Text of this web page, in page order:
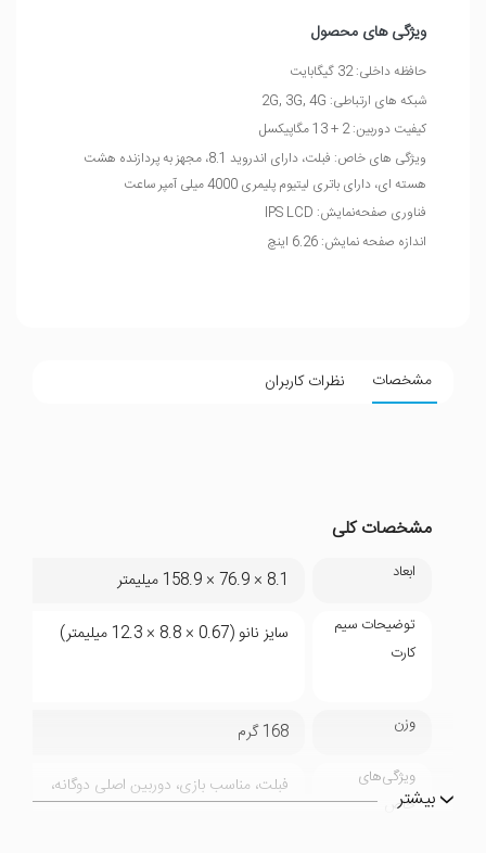
ویژگی های محصول
حافظه داخلی: 32 گیگابایت
شبکه های ارتباطی: 2G, 3G, 4G
کیفیت دوربین: 2 + 13 مگاپیکسل
ویژگی های خاص: فبلت، دارای اندروید 8.1، مجهز به پردازنده هشت
هسته ای، دارای باتری لیتیوم پلیمری 4000 میلی آمپر ساعت
فناوری صفحه‌نمایش: IPS LCD
اندازه صفحه نمایش: 6.26 اینچ
مشخصات نظرات کاربران
مشخصات کلی
ابعاد 8.1 × 76.9 × 158.9 میلیمتر
توضیحات سیم
کارت
سایز نانو (0.67 × 8.8 × 12.3 میلیمتر)
وزن 168 گرم
ویژگی‌های
خاص
فبلت، مناسب بازی، دوربین اصلی دوگانه،
بیشتر